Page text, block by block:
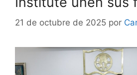
21 de octubre de 2025 por